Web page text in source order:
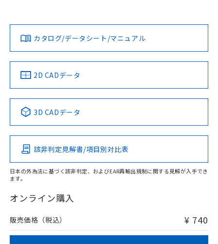
カタログ/データシート/マニュアル
2D CADデータ
3D CADデータ
該非判定見解書/項目別対比表
日本の外為法に基づく該非判定、およびEAR再輸出規制に関する見解が入手でき
ます。
オンライン購入
販売価格（税込） ¥ 740
お客様が当ウェブサイト上で当社にご
登録された部品リストについて、当社
および当社の共同利用者が、当社の製
品・サービスに関するお客様との取
引・商談に必要な範囲で利用すること
をご了承ください。
※当社の共同利用者とは、"個人情報
の共同利用に関して"
とができます。
EU RoHS指令（10物質）の非含有証明書
51物質の非含有証明書（当社基準）
※本証明書は発行日時点で非含有を証明す
るもので、過去に遡って非含有を証明する
ものではありません。
また、RoHS指令のフタル酸エステル類４
荷製品に未対応品が混在することから備考
していることから、特段のことがない限
す。
「－」：未確認です。当社販売部門へお問
い合わせください。
合意する